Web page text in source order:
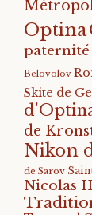
Optina
Belovolov
Skite de
de
Nikon
de Sarov
Nicolas II